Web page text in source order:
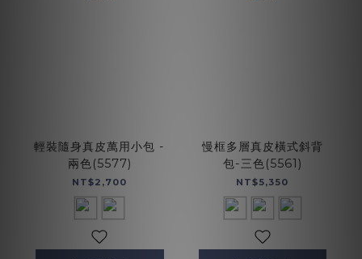
輕裝隨身真皮萬用小包 -
兩色(5577)
NT$2,700
慢框多層真皮橫式斜背
包-三色(5561)
NT$5,350